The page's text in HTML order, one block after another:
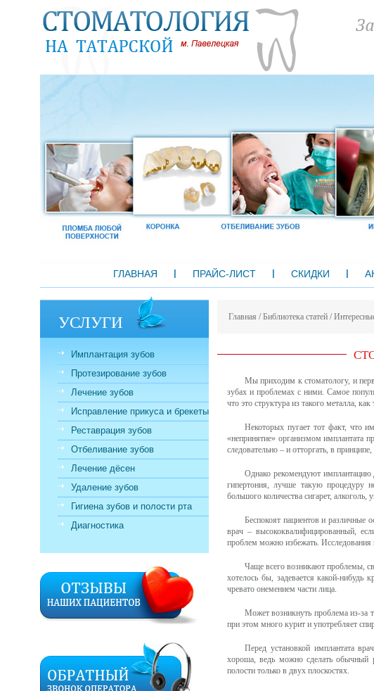
ГЛАВНАЯ ПРАЙС-ЛИСТ СКИДКИ
УСЛУГИ
Имплантация зубов
Протезирование зубов
Лечение зубов
Исправление прикуса и брекеты
Реставрация зубов
Отбеливание зубов
Лечение дёсен
Удаление зубов
Гигиена зубов и полости рта
Диагностика
Главная /Библиотека статей /
Мы приходим к стоматологу, и
зубах и проблемах с ними. Самое
что это структура из такого металла,
Некоторых пугает тот факт, что
«непринятие» организмом имплантата
следовательно – и отторгать, в принципе,
Однако рекомендуют имплантацию
гипертония, лучше такую процедуру
большого количества сигарет, алкоголь,
Беспокоят пациентов и различные
врач – высококвалифицированный,
проблем можно избежать. Исследования
Чаще всего возникают проблемы,
хотелось бы, задевается какой-нибудь
чревато онемением части лица.
Может возникнуть проблема из-за
при этом много курит и употребляет
Перед установкой имплантата
хороша, ведь можно сделать обычный
полости только в двух плоскостях.